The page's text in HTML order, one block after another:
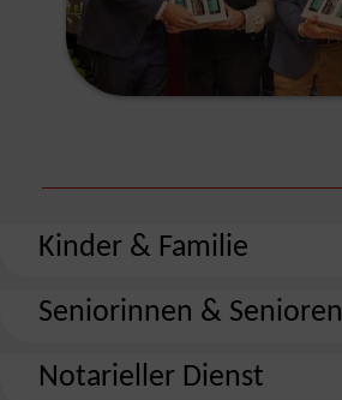
Kinder & Familie
Seniorinnen & Senioren
Notarieller Dienst